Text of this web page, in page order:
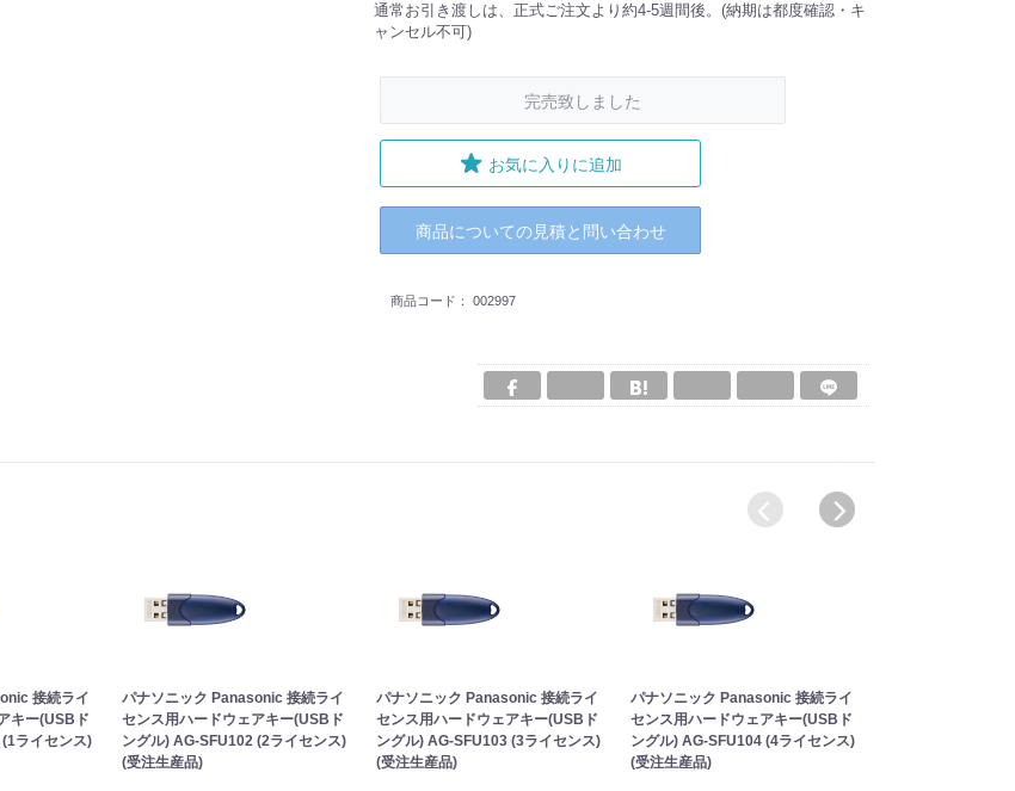
通常お引き渡しは、正式ご注文より約4-5週間後。(納期は都度確認・キ
ャンセル不可)
完売致しました
お気に入りに追加
商品についての見積と問い合わせ
商品コード： 002997
接続ライ
キー(USBド
ライセンス)
パナソニック Panasonic 接続ライ
センス用ハードウェアキー(USBド
ングル) AG-SFU102 (2ライセンス)
(受注生産品)
パナソニック Panasonic 接続ライ
センス用ハードウェアキー(USBド
ングル) AG-SFU103 (3ライセンス)
(受注生産品)
パナソニック Panasonic 接続ライ
センス用ハードウェアキー(USBド
ングル) AG-SFU104 (4ライセンス)
(受注生産品)